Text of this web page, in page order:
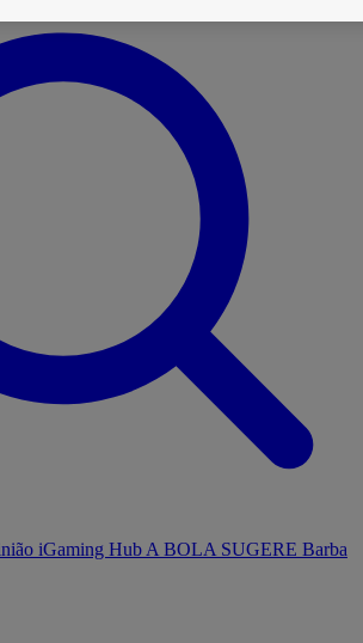
iGaming Hub A BOLA SUGERE Barba